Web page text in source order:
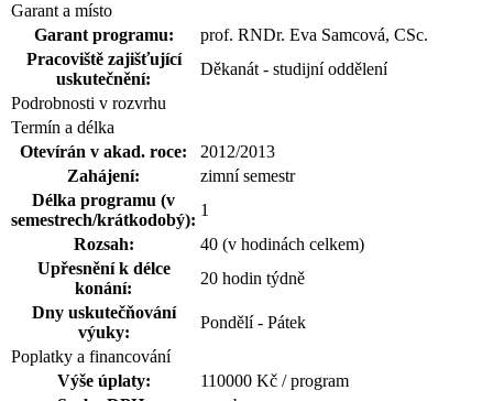
Garant a místo
Garant programu:
prof. RNDr. Eva Samcová, CSc.
Pracoviště zajišťující
uskutečnění:
Děkanát - studijní oddělení
Podrobnosti v rozvrhu
Termín a délka
Otevírán v akad. roce:
2012/2013
Zahájení:
zimní semestr
Délka programu (v
semestrech/krátkodobý):
1
Rozsah:
40 (v hodinách celkem)
Upřesnění k délce
konání:
20 hodin týdně
Dny uskutečňování
výuky:
Pondělí - Pátek
Poplatky a financování
Výše úplaty:
110000 Kč / program